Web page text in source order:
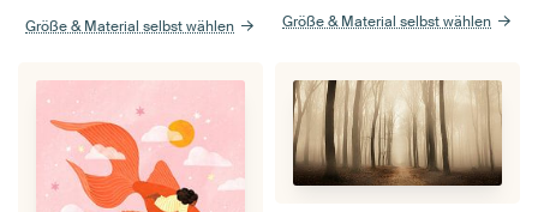
Größe & Material selbst wählen Größe & Material selbst wählen